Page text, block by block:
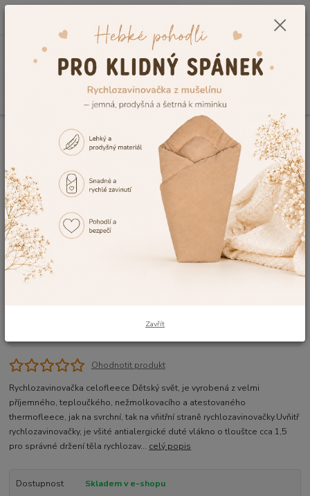
0,00 Kč
Rychlozavinovačky Zimní rychlozavinovačky
rychlozavinovačka Dětský svět 90x90cm celofleece světle modrá se žirafou
Zimní rychlozavinovačka Dětský
svět 90x90cm celofleece světle
modrá se žirafou
Akce
Ohodnotit produkt
Rychlozavinovačka celofleece Dětský svět, je vyrobená z velmi
příjemného, teploučkého, nežmolkovacího a atestovaného
thermofleece, jak na svrchní, tak na vňitřní straně rychlozavinovačky.Uvňitř
rychlozavinovačky, je všité antialergické duté vlákno o tlouštce cca 1,5
pro správné držení těla rychlozav... celý popis
Dostupnost
Skladem v e-shopu
Zavřít